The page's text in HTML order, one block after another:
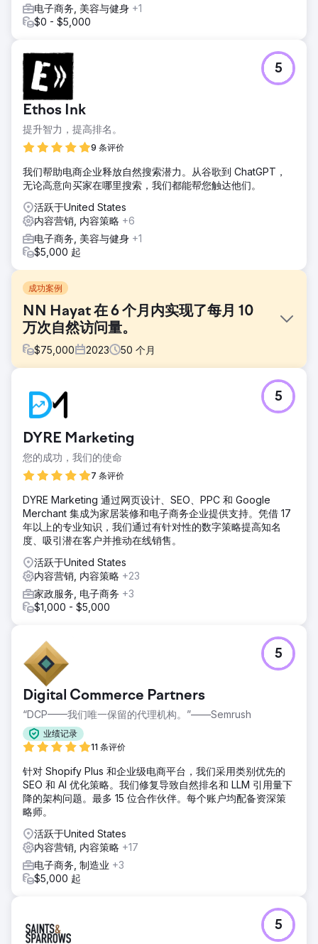
电子商务, 美容与健身 +1
$0 - $5,000
Ethos Ink
提升智力，提高排名。
9 条评价
5
我们帮助电商企业释放自然搜索潜力。从谷歌到 ChatGPT，
无论高意向买家在哪里搜索，我们都能帮您触达他们。
活跃于United States
内容营销, 内容策略 +6
电子商务, 美容与健身 +1
$5,000 起
成功案例
NN Hayat 在 6 个月内实现了每月 10
万次自然访问量。
$75,000 2023 50 个月
对于NN Life and Pensions而言，目标是从零开始，通过全新
的博客架构创造自然流量，并在非品牌金融搜索结果中提升曝
（YMYL）框架下的保险和养老金领域开展的，因此信任度、
准确性和权威性至关重要。在这个竞争激烈的领域，既需要触
达广泛的受众，也需要实现可持续的非品牌增长。
我们为 NN Hayat 设计了一套结合 SEO 和内容营销的策略。
我们创作的内容遵循 Google 的 EAT 原则，旨在提升用户的
财务意识，并解答用户敏感的问题。我们分析了数万个搜索量
高、转化潜力大的关键词，并据此规划内容架构。我们通过社
交媒体、广告和创意内容支持，强化了 SEO 工作，从而提升
了博客的曝光度和用户互动。
结果
短短六个月内，该品牌每月自然流量就从零增长到十万。前三
第一。在为期四年的合作中，NN Hayat 的自然搜索排名和行
业权威性得到了持续提升。
前往营销公司页面
DYRE Marketing
您的成功，我们的使命
7 条评价
5
DYRE Marketing 通过网页设计、SEO、PPC 和 Google
Merchant 集成为家居装修和电子商务企业提供支持。凭借 17
年以上的专业知识，我们通过有针对性的数字策略提高知名
度、吸引潜在客户并推动在线销售。
活跃于United States
内容营销, 内容策略 +23
家政服务, 电子商务 +3
$1,000 - $5,000
Digital Commerce Partners
“DCP——我们唯一保留的代理机构。”——Semrush
业绩记录
11 条评价
5
针对 Shopify Plus 和企业级电商平台，我们采用类别优先的
SEO 和 AI 优化策略。我们修复导致自然排名和 LLM 引用量下
降的架构问题。最多 15 位合作伙伴。每个账户均配备资深策
略师。
活跃于United States
内容营销, 内容策略 +17
电子商务, 制造业 +3
$5,000 起
5